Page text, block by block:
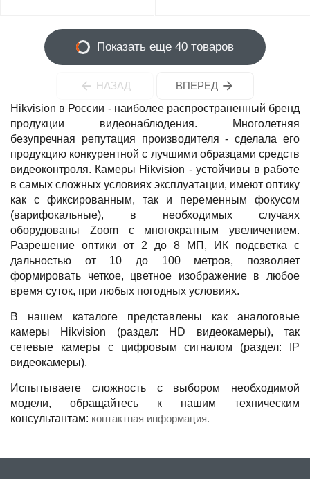
Hikvision в России - наиболее распространенный бренд
продукции видеонаблюдения. Многолетняя
безупречная репутация производителя - сделала его
продукцию конкурентной с лучшими образцами средств
видеоконтроля. Камеры Hikvision - устойчивы в работе
в самых сложных условиях эксплуатации, имеют оптику
как с фиксированным, так и переменным фокусом
(варифокальные), в необходимых случаях
оборудованы Zoom с многократным увеличением.
Разрешение оптики от 2 до 8 МП, ИК подсветка с
дальностью от 10 до 100 метров, позволяет
формировать четкое, цветное изображение в любое
время суток, при любых погодных условиях.
В нашем каталоге представлены как аналоговые
камеры Hikvision (раздел: HD видеокамеры), так
сетевые камеры с цифровым сигналом (раздел: IP
видеокамеры).
Испытываете сложность с выбором необходимой
модели, обращайтесь к нашим техническим
консультантам: контактная информация.
Показать еще 40 товаров
НАЗАД ВПЕРЕД